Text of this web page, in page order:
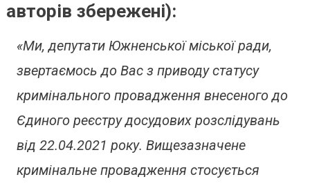
авторів збережені):
«Ми, депутати Южненської міської ради,
звертаємось до Вас з приводу статусу
кримінального провадження внесеного до
Єдиного реєстру досудових розслідувань
від 22.04.2021 року. Вищезазначене
кримінальне провадження стосується